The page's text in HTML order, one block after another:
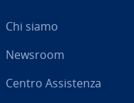
Chi siamo
Newsroom
Centro As­si­sten­za